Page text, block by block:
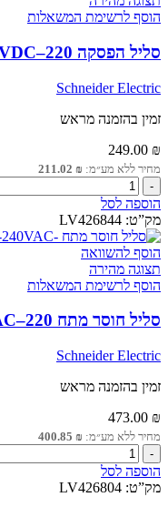
סט
של
6
יחידות
הוסף לרשימת המשאלות
סליל הפסקה 220–240VAC/250VDC למפסקי NSXm
Schneider Electric
זמין בהזמנה מראש
249.00 ₪
מחיר ללא מע״מ: 211.02 ₪
כמות
של
סליל
הפסקה
220–
240VAC/250VDC
למפסקי
NSXm
הוספה לסל
מק”ט: LV426844
הוסף להשוואה
תצוגה מהירה
הוסף לרשימת המשאלות
סליל חוסר מתח 220–240VAC למפסקי NSXm
Schneider Electric
זמין בהזמנה מראש
473.00 ₪
מחיר ללא מע״מ: 400.85 ₪
כמות
של
סליל
הוספה לסל
מק”ט: LV426804